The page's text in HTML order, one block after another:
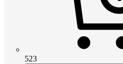
523